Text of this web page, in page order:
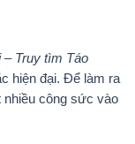
Truy tìm Táo
hiện đại. Để làm ra
nhiều công sức vào